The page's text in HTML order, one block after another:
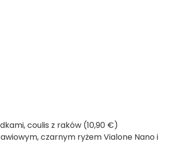
coulis z raków (10,90 €)
czarnym ryżem Vialone Nano i